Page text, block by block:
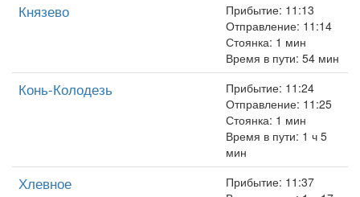
Князево
Прибытие: 11:13
Отправление: 11:14
Стоянка: 1 мин
Время в пути: 54 мин
Конь-Колодезь
Прибытие: 11:24
Отправление: 11:25
Стоянка: 1 мин
Время в пути: 1 ч 5
мин
Хлевное
Прибытие: 11:37